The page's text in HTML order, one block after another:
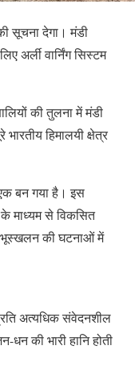
सूचना देगा। मंडी
अर्ली वार्निंग सिस्टम
की तुलना में मंडी
हिमालयी क्षेत्र
बन गया है। इस
के माध्यम से विकसित
भूस्खलन की घटनाओं में
अत्यधिक संवेदनशील
की भारी हानि होती